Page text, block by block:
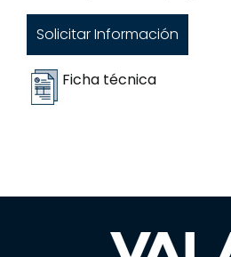
Solicitar Información
Ficha técnica